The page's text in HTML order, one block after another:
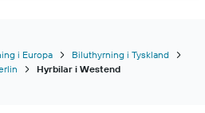
i Europa
Biluthyrning i Tyskland
Hyrbilar i Westend